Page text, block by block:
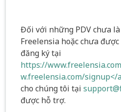
Đối với những PDV chưa
Freelensia hoặc chưa
đăng ký tại
https://
w.freelensia.com/signup</
cho chúng tôi tại
được hỗ trợ.